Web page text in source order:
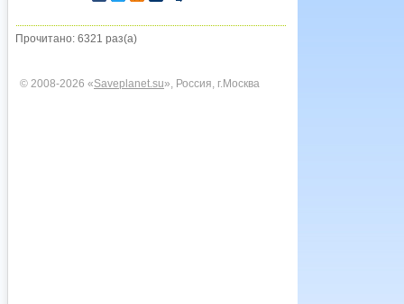
Прочитано: 6321 раз(а)
© 2008-2026 «Saveplanet.su», Россия, г.Москва